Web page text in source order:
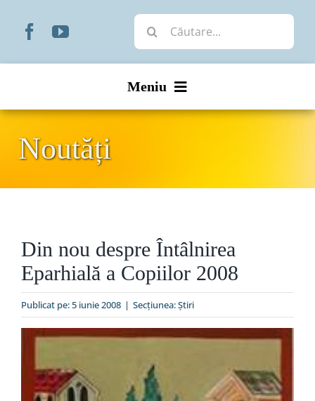
Cautare...
Meniu
Organizare
Liturgic
Special
Noutăți
Din nou despre Întâlnirea
Eparhială a Copiilor 2008
Publicat pe: 5 iunie 2008 | Secțiunea:Ştiri